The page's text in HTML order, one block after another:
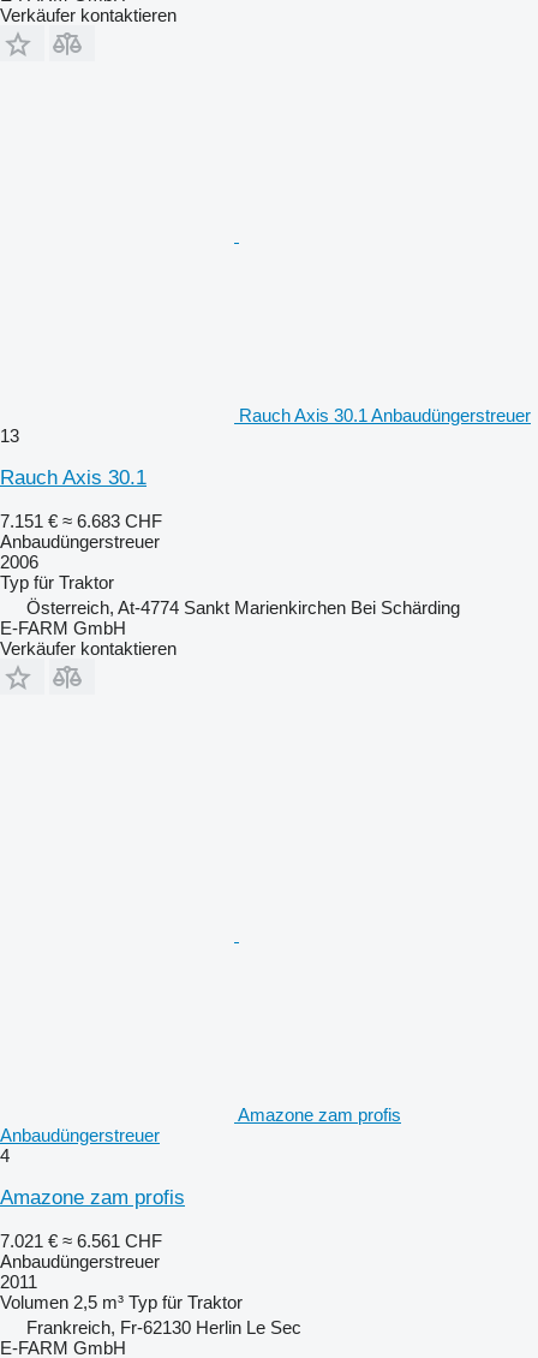
Verkäufer kontaktieren
Rauch Axis 30.1 Anbaudüngerstreuer
13
Rauch Axis 30.1
7.151 € ≈ 6.683 CHF
Anbaudüngerstreuer
2006
Typ für Traktor
Österreich, At-4774 Sankt Marienkirchen Bei Schärding
E-FARM GmbH
Verkäufer kontaktieren
Amazone zam profis
Anbaudüngerstreuer
4
Amazone zam profis
7.021 € ≈ 6.561 CHF
Anbaudüngerstreuer
2011
Volumen 2,5 m³ Typ für Traktor
Frankreich, Fr-62130 Herlin Le Sec
E-FARM GmbH